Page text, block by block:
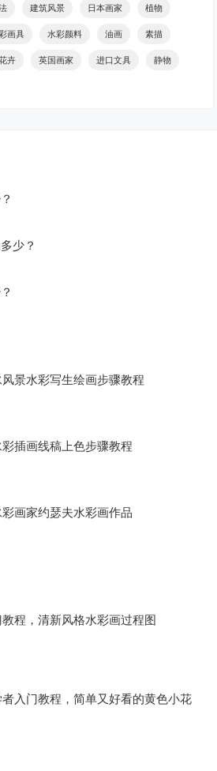
建筑风景 日本画家 植物
画具 水彩颜料 油画 素描
卉 英国画家 进口文具 静物
少？
景水彩写生绘画步骤教程
插画线稿上色步骤教程
画家约瑟夫水彩画作品
程，清新风格水彩画过程图
入门教程，简单又好看的黄色小花